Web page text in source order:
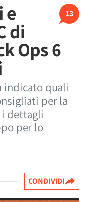
13
e
di
Ops 6
indicato quali
per la
dettagli
per lo
CONDIVIDI